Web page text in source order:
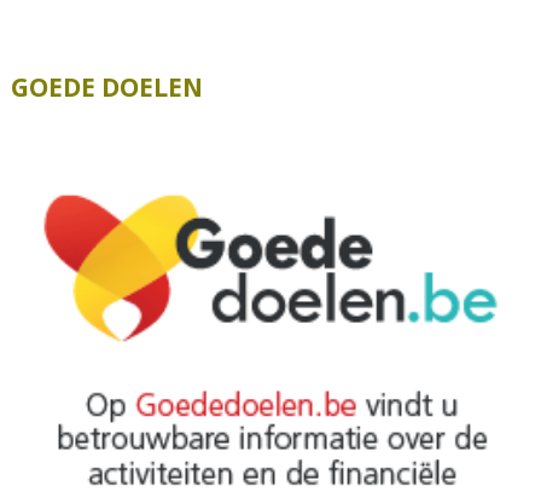
GOEDE DOELEN